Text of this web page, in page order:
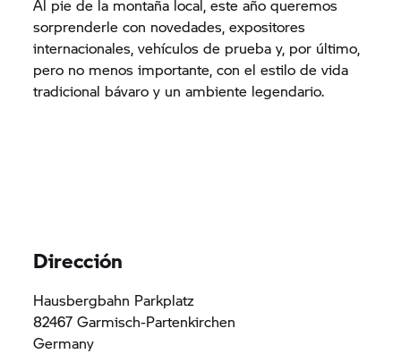
Al pie de la montaña local, este año queremos
sorprenderle con novedades, expositores
internacionales, vehículos de prueba y, por último,
pero no menos importante, con el estilo de vida
tradicional bávaro y un ambiente legendario.
Dirección
Hausbergbahn Parkplatz
82467 Garmisch-Partenkirchen
Germany